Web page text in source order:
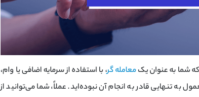
معامله گر، با استفاده از سرمایه اضافی یا وام،
به تنهایی قادر به انجام آن نبوده‌اید. عملاً، شما می‌توانید از